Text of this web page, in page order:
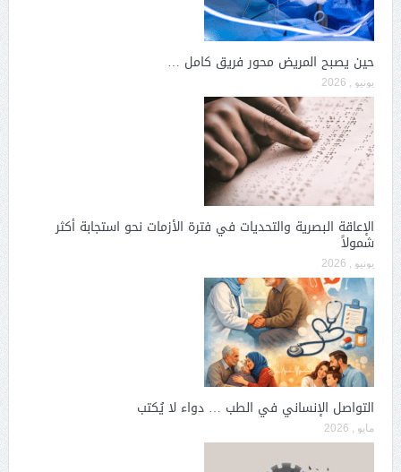
حين يصبح المريض محور فريق كامل …
يونيو , 2026
الإعاقة البصرية والتحديات في فترة الأزمات نحو استجابة أكثر
شمولاً
يونيو , 2026
التواصل الإنساني في الطب … دواء لا يُكتب
مايو , 2026